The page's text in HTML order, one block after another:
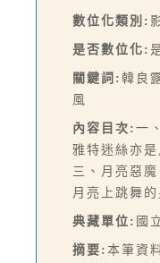
數位化類別:
是否數位化:
關鍵詞: 韓良
風
內容目次: 一
雅特迷絲亦
三、月亮惡
月亮上跳舞的
典藏單位: 國
摘要: 本筆資